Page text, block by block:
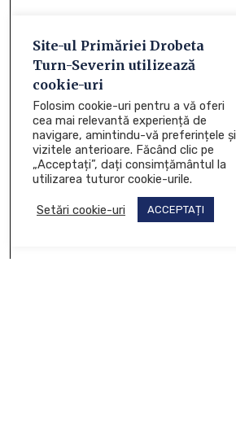
Site-ul Primăriei Drobeta
Turn-Severin utilizează
cookie-uri
Folosim cookie-uri pentru a vă oferi
cea mai relevantă experiență de
navigare, amintindu-vă preferințele și
vizitele anterioare. Făcând clic pe
„Acceptați”, dați consimțământul la
utilizarea tuturor cookie-urile.
Setări cookie-uri ACCEPTAȚI